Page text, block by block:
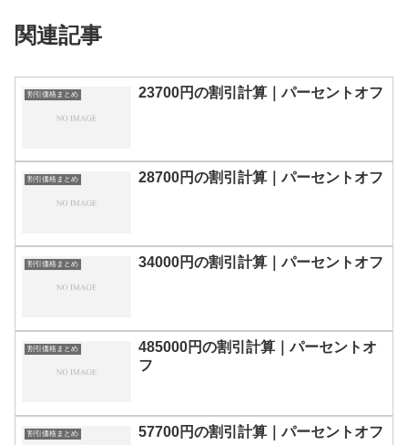
関連記事
割引価格まとめ 23700円の割引計算｜パーセントオフ
割引価格まとめ 28700円の割引計算｜パーセントオフ
割引価格まとめ 34000円の割引計算｜パーセントオフ
割引価格まとめ
485000円の割引計算｜パーセントオ
フ
割引価格まとめ 57700円の割引計算｜パーセントオフ